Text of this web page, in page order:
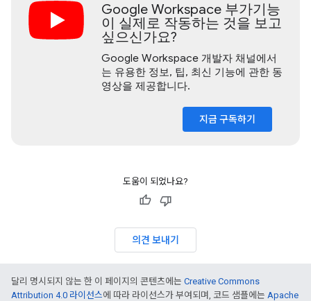
Google Workspace 부가기능
이 실제로 작동하는 것을 보고
싶으신가요?
Google Workspace 개발자 채널에서
는 유용한 정보, 팁, 최신 기능에 관한 동
영상을 제공합니다.
지금 구독하기
도움이 되었나요?
의견 보내기
달리 명시되지 않는 한 이 페이지의 콘텐츠에는 Creative Commons
Attribution 4.0 라이선스에 따라 라이선스가 부여되며, 코드 샘플에는 Apache